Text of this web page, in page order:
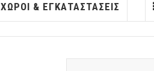
ΧΏΡΟΙ & ΕΓΚΑΤΑΣΤΆΣΕΙΣ